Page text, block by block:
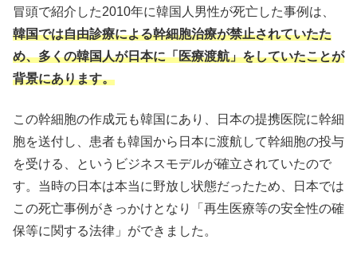
冒頭で紹介した2010年に韓国人男性が死亡した事例は、
韓国では自由診療による幹細胞治療が禁止されていたた
め、多くの韓国人が日本に「医療渡航」をしていたことが
背景にあります。
この幹細胞の作成元も韓国にあり、日本の提携医院に幹細
胞を送付し、患者も韓国から日本に渡航して幹細胞の投与
を受ける、というビジネスモデルが確立されていたので
す。当時の日本は本当に野放し状態だったため、日本では
この死亡事例がきっかけとなり「再生医療等の安全性の確
保等に関する法律」ができました。